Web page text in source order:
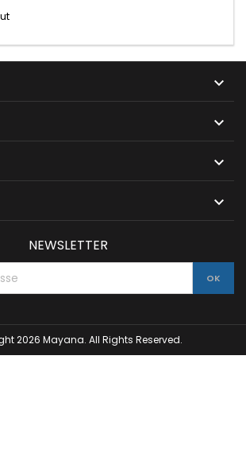




NEWSLETTER
2026 Mayana. All Rights Reserved.